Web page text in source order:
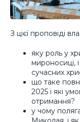
З цієї проповіді
яку роль у
мироносиці,
сучасних
що таке
2025 і які
отримання?
у чому